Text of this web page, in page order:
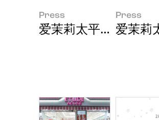
Press
爱茉莉太平洋集团与
Press
爱茉莉